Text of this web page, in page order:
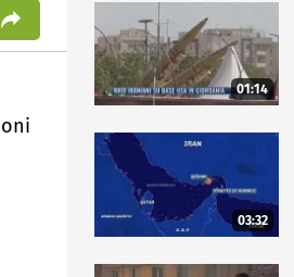
01:14
03:32